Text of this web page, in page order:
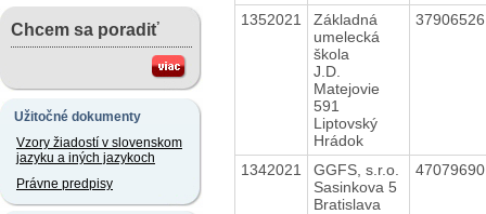
Chcem sa poradiť
Užitočné dokumenty
Vzory žiadostí v slovenskom
jazyku a iných jazykoch
Právne predpisy
1352021
Základná
umelecká
škola
J.D.
Matejovie
591
Liptovský
Hrádok
1342021
GGFS, s.r.o.
Sasinkova 5
Bratislava